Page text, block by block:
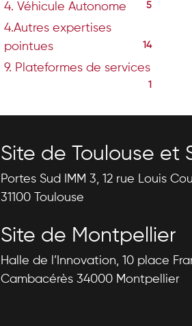
4. Véhicule Autonome 5
4.Autres expertises
pointues
14
9. Plateformes de services
1
Site de Toulouse et
Portes Sud IMM 3, 12 rue Louis
31100 Toulouse
Site de Montpellier
Halle de l’Innovation, 10 place
Cambacérès 34000 Montpellier